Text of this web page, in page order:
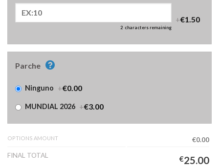
2 characters remaining
+€1.50
Parche
Ninguno +€0.00
MUNDIAL 2026 +€3.00
OPTIONS AMOUNT
€0.00
FINAL TOTAL
€25.00